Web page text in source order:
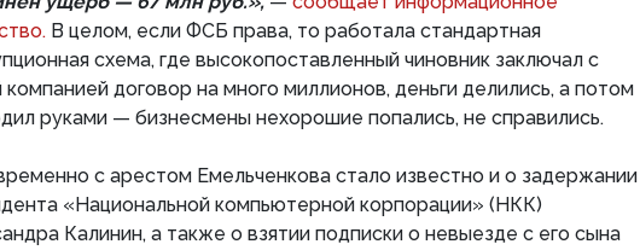
В целом, если ФСБ права, то работала стандартная
схема, где высокопоставленный чиновник заключал с
компанией договор на много миллионов, деньги делились, а потом
руками — бизнесмены нехорошие попались, не справились.
с арестом Емельченкова стало известно и о задержании
«Национальной компьютерной корпорации» (НКК)
Калинин, а также о взятии подписки о невыезде с его сына